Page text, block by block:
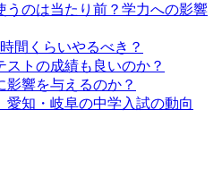
うのは当たり前？学力への影響
間くらいやるべき？
トの成績も良いのか？
響を与えるのか？
知・岐阜の中学入試の動向